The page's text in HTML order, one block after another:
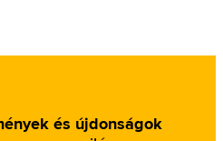
és újdonságok